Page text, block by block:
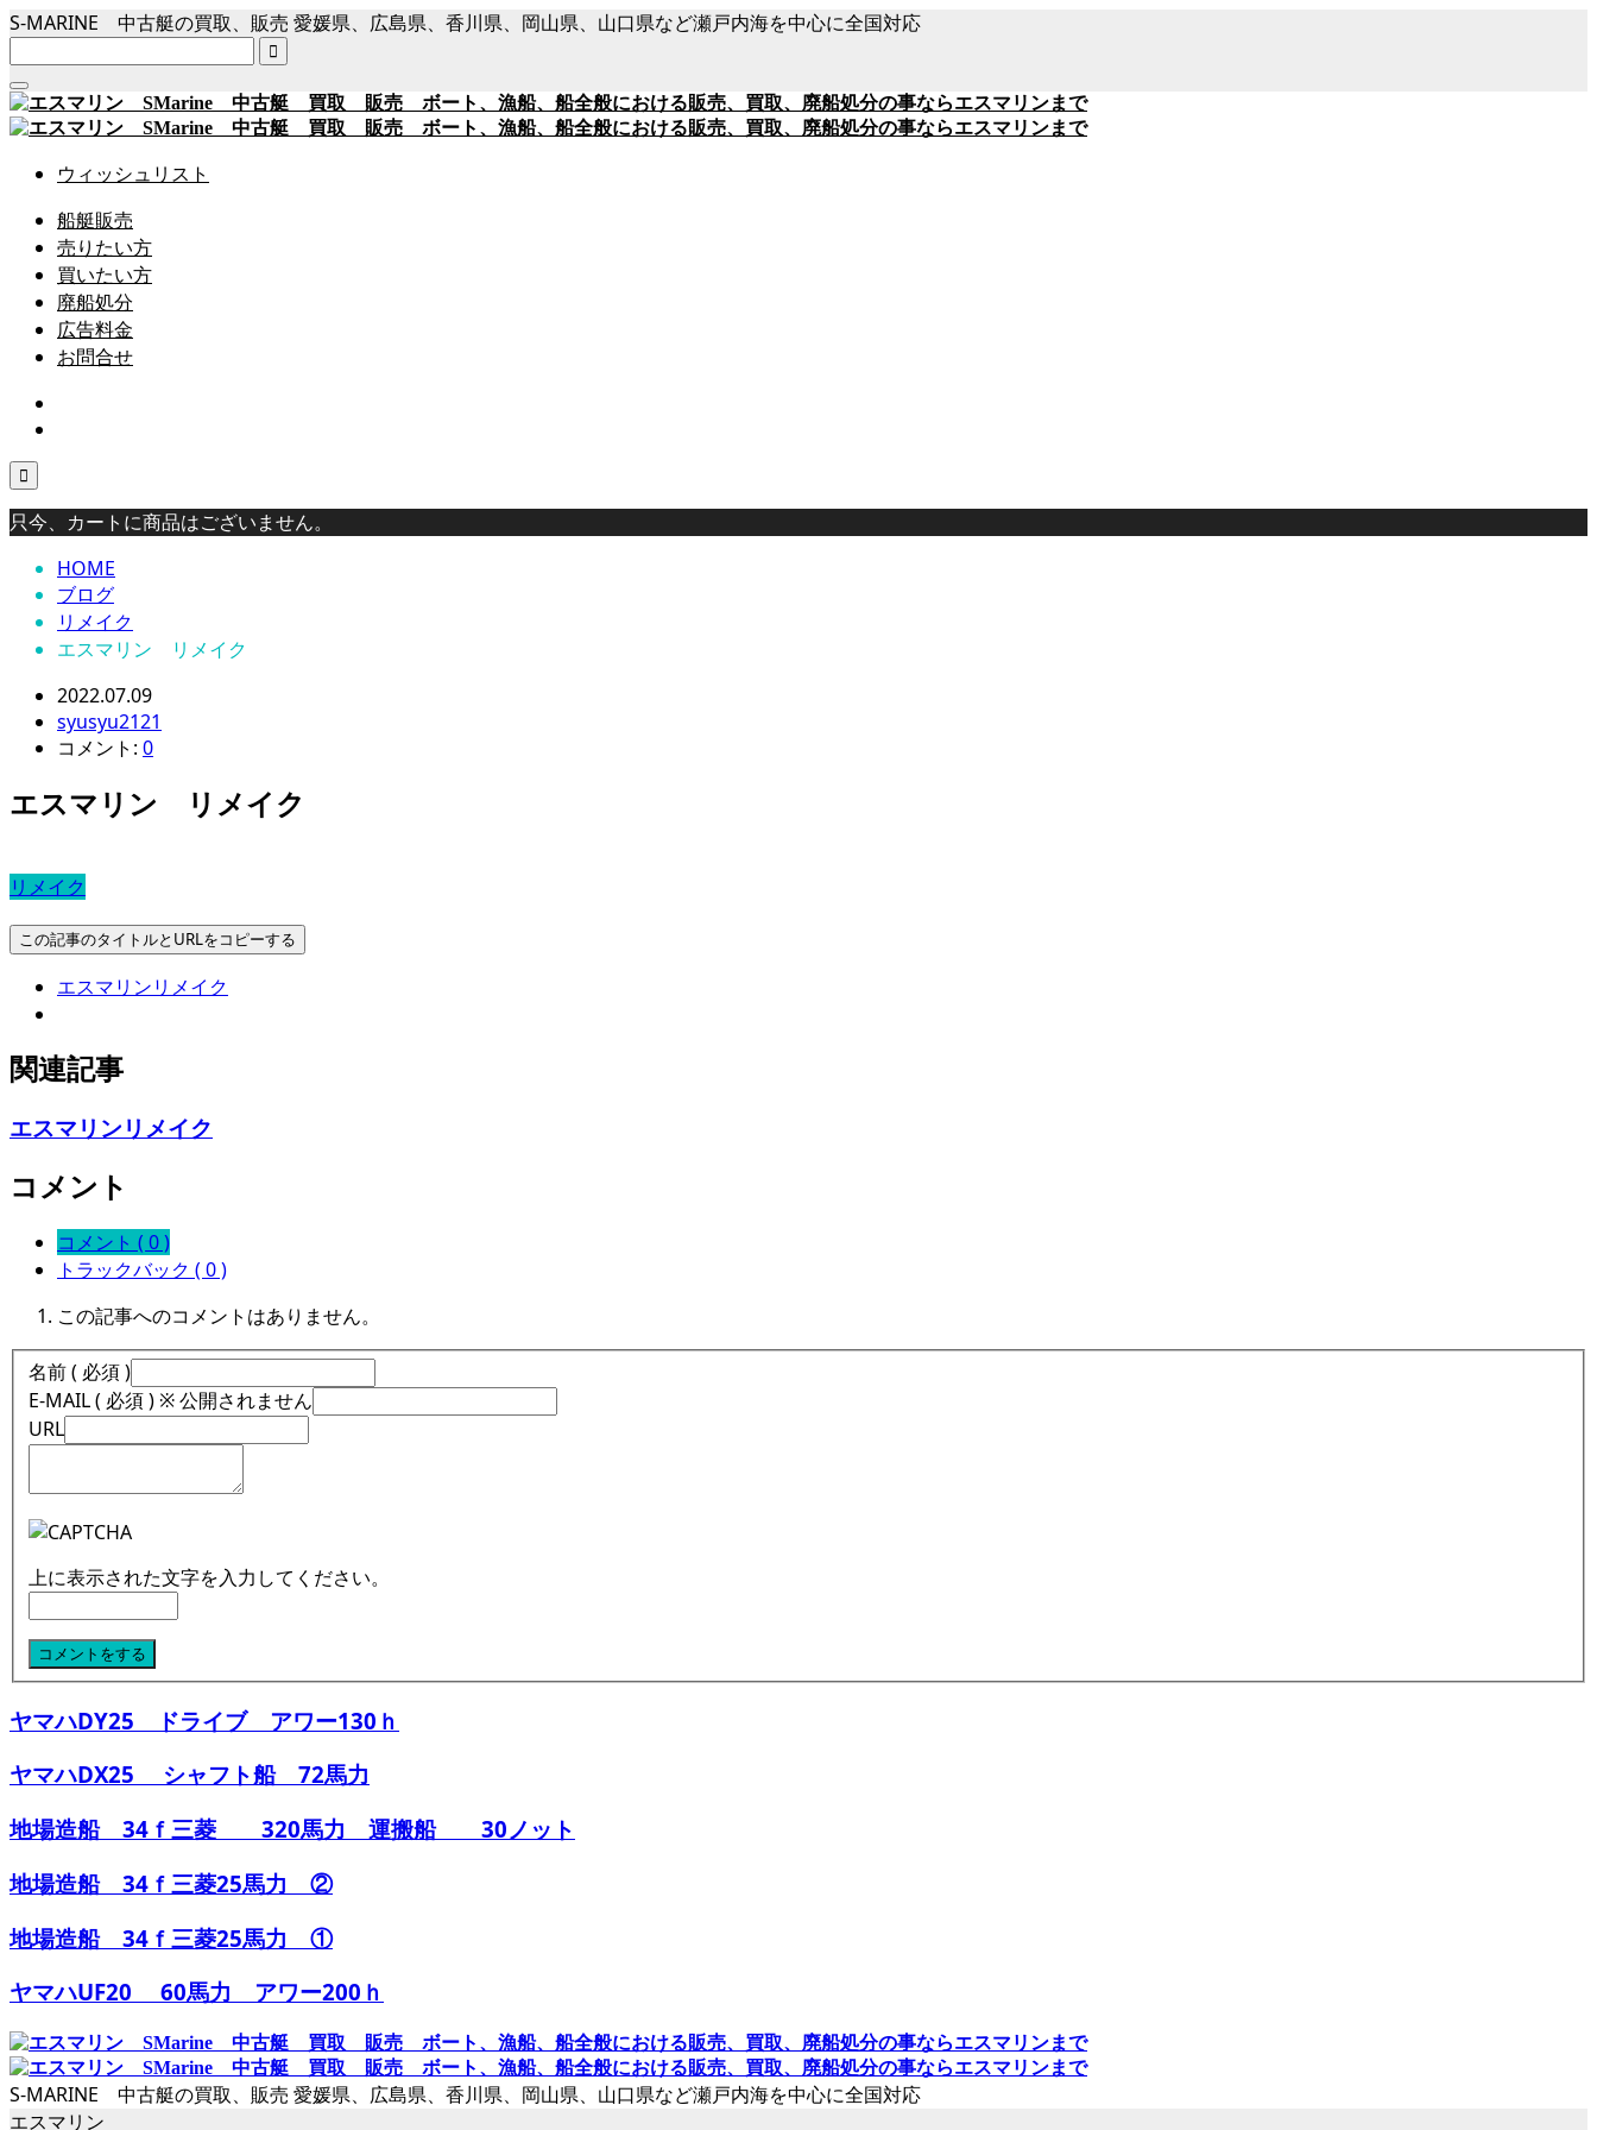
S-MARINE 中古艇の買取、販売 愛媛県、広島県、香川県、岡山県、山口県など瀬戸内海を中心に全国対応

ウィッシュリスト
船艇販売
売りたい方
買いたい方
廃船処分
広告料金
お問合せ

只今、カートに商品はございません。
HOME
ブログ
リメイク
エスマリン リメイク
2022.07.09
syusyu2121
コメント: 0
エスマリン リメイク
リメイク
この記事のタイトルとURLをコピーする
エスマリンリメイク
関連記事
エスマリンリメイク
コメント
コメント ( 0 )
トラックバック ( 0 )
この記事へのコメントはありません。
名前 ( 必須 )
E-MAIL ( 必須 ) ※ 公開されません
URL
上に表示された文字を入力してください。
ヤマハDY25 ドライブ アワー130ｈ
ヤマハDX25 シャフト船 72馬力
地場造船 34ｆ三菱 320馬力 運搬船 30ノット
地場造船 34ｆ三菱25馬力 ②
地場造船 34ｆ三菱25馬力 ①
ヤマハUF20 60馬力 アワー200ｈ
S-MARINE 中古艇の買取、販売 愛媛県、広島県、香川県、岡山県、山口県など瀬戸内海を中心に全国対応
エスマリン